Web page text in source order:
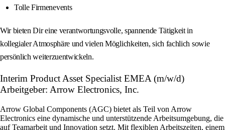
Tolle Firmenevents
Wir bieten Dir eine verantwortungsvolle, spannende Tätigkeit in
kollegialer Atmosphäre und vielen Möglichkeiten, sich fachlich sowie
persönlich weiterzuentwickeln.
Interim Product Asset Specialist EMEA (m/w/d)
Arbeitgeber: Arrow Electronics, Inc.
Arrow Global Components (AGC) bietet als Teil von Arrow
Electronics eine dynamische und unterstützende Arbeitsumgebung, die
auf Teamarbeit und Innovation setzt. Mit flexiblen Arbeitszeiten, einem